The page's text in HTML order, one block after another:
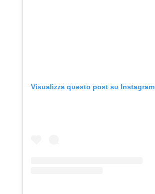
Visualizza questo post su Instagram